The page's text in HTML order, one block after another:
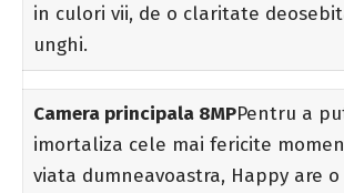
in culori vii, de o claritate
unghi.
Camera principala 8MPPentru a
imortaliza cele mai fericite
viata dumneavoastra, Happy are o